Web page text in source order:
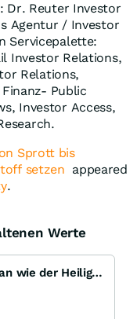
Dr. Reuter Investor
Agentur / Investor
Servicepalette:
Investor Relations,
Relations,
Public
Investor Access,
Sprott bis
setzen appeared
.
Werte
Natürlicher Wasserstoff: Hört sich an wie der Heilige Gral der Energiebranche